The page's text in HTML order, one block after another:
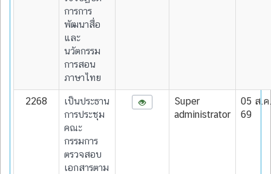
การการ
พัฒนาสื่อ
และ
นวัตกรรม
การสอน
ภาษาไทย
2268
เป็นประธาน
การประชุม
คณะ
กรรมการ
ตรวจสอบ
เอกสารตาม
Super
administrator
05 ส.
69